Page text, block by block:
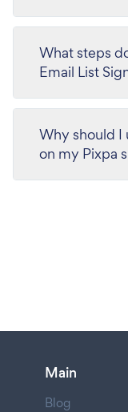
What steps
Email List
Why should I
on my Pixpa
Main
Blog